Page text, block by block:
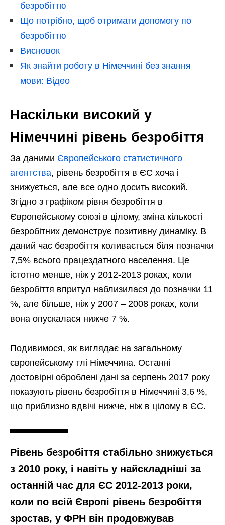
безробіттю
Що потрібно, щоб отримати допомогу по
безробіттю
Висновок
Як знайти роботу в Німеччині без знання
мови: Відео
Наскільки високий у
Німеччині рівень безробіття
За даними Європейського статистичного
агентства, рівень безробіття в ЄС хоча і
знижується, але все одно досить високий.
Згідно з графіком рівня безробіття в
Європейському союзі в цілому, зміна кількості
безробітних демонструє позитивну динаміку. В
даний час безробіття коливається біля позначки
7,5% всього працездатного населення. Це
істотно менше, ніж у 2012-2013 роках, коли
безробіття впритул наблизилася до позначки 11
%, але більше, ніж у 2007 – 2008 роках, коли
вона опускалася нижче 7 %.
Подивимося, як виглядає на загальному
європейському тлі Німеччина. Останні
достовірні оброблені дані за серпень 2017 року
показують рівень безробіття в Німеччині 3,6 %,
що приблизно вдвічі нижче, ніж в цілому в ЄС.
Рівень безробіття стабільно знижується
з 2010 року, і навіть у найскладніші за
останній час для ЄС 2012-2013 роки,
коли по всій Європі рівень безробіття
зростав, у ФРН він продовжував